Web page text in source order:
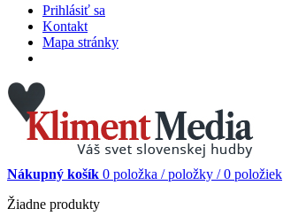
Prihlásiť sa
Kontakt
Mapa stránky
Nákupný košík 0 položka / položky / 0 položiek
Žiadne produkty